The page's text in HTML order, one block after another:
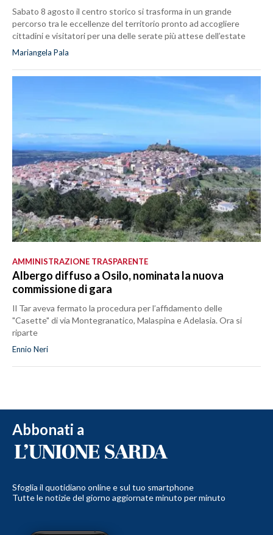
Sabato 8 agosto il centro storico si trasforma in un grande
percorso tra le eccellenze del territorio pronto ad accogliere
cittadini e visitatori per una delle serate più attese dell’estate
Mariangela Pala
AMMINISTRAZIONE TRASPARENTE
Albergo diffuso a Osilo, nominata la nuova
commissione di gara
Il Tar aveva fermato la procedura per l’affidamento delle
"Casette" di via Montegranatico, Malaspina e Adelasia. Ora si
riparte
Ennio Neri
Abbonati a
Sfoglia il quotidiano online e sul tuo smartphone
Tutte le notizie del giorno aggiornate minuto per minuto